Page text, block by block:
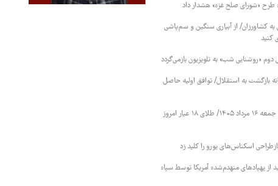
طرح «شورای صلح غزه» هشدار داد
کشاورزان/ از آبیاری سنگین و سم‌پاشی
کنید
دوم «روشنایی شب» به تلویزیون بازمی‌گردد
بازگشت به استقلال/ توافق اولیه حاصل
قیمت طلا و سکه جمعه ۱۶ مرداد ۱۴۰۵/ طلای ۱۸ عیار امروز
اسکناس‌های یورو را کلید زد
از پهپادهای منهدم‌شده آمریکا توسط سپاه